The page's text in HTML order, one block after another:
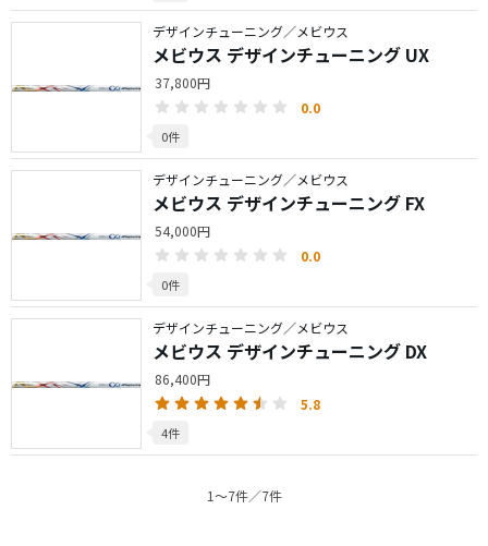
デザインチューニング／メビウス
メビウス デザインチューニング UX
37,800円
0.0
0件
デザインチューニング／メビウス
メビウス デザインチューニング FX
54,000円
0.0
0件
デザインチューニング／メビウス
メビウス デザインチューニング DX
86,400円
5.8
4件
1〜7件／7件